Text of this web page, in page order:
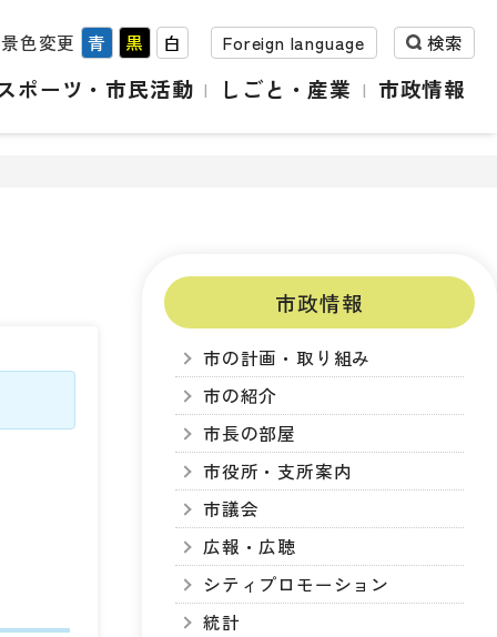
色変更 青 黒 白 Foreign language 検索
ポーツ・市民活動 しごと・産業 市政情報
市政情報
市の計画・取り組み
市の紹介
市長の部屋
市役所・支所案内
市議会
広報・広聴
シティプロモーション
統計